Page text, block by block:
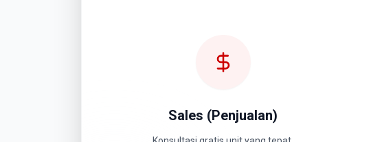
Sales (Penjualan)